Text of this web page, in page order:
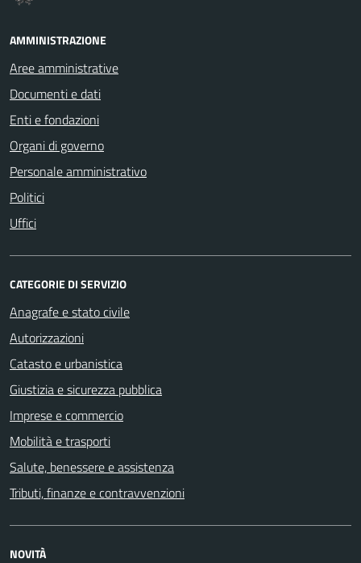
AMMINISTRAZIONE
Aree amministrative
Documenti e dati
Enti e fondazioni
Organi di governo
Personale amministrativo
Politici
Uffici
CATEGORIE DI SERVIZIO
Anagrafe e stato civile
Autorizzazioni
Catasto e urbanistica
Giustizia e sicurezza pubblica
Imprese e commercio
Mobilità e trasporti
Salute, benessere e assistenza
Tributi, finanze e contravvenzioni
NOVITÀ